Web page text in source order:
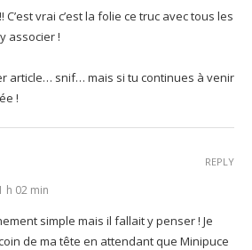
C’est vrai c’est la folie ce truc avec tous les
associer !
article… snif… mais si tu continues à venir
!
h 02 min
simple mais il fallait y penser ! Je
de ma tête en attendant que Minipuce
REPLY